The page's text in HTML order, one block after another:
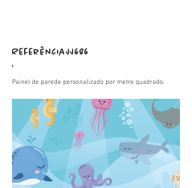
Referência
:
JJ686
Painel de parede personalizado por metro quadrado.